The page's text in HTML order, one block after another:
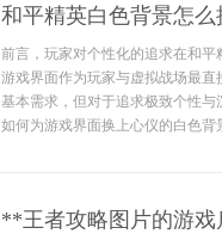
和平精英白色背景怎
前言，玩家对个性化的追求在和
游戏界面作为玩家与虚拟战场最
基本需求，但对于追求极致个性
如何为游戏界面换上心仪的白色
**王者攻略图片的游